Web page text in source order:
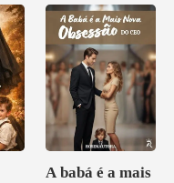
A babá é a mais